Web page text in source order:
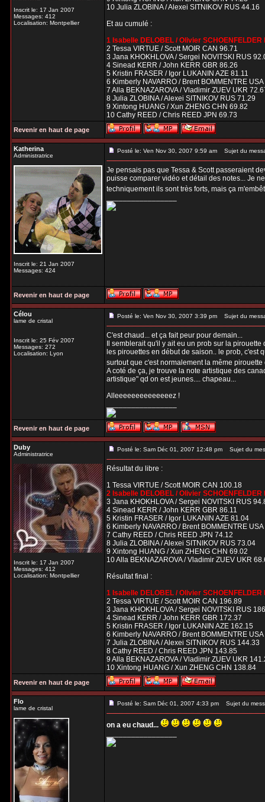
Inscrit le: 17 Jan 2007
Messages: 412
Localisation: Montpellier
10 Julia ZLOBINA / Alexei SITNIKOV RUS 44.16
Et au cumulé :
1 Isabelle DELOBEL / Olivier SCHOENFELDER
2 Tessa VIRTUE / Scott MOIR CAN 96.71
3 Jana KHOKHLOVA / Sergei NOVITSKI RUS
4 Sinead KERR / John KERR GBR 86.26
5 Kristin FRASER / Igor LUKANIN AZE 81.11
6 Kimberly NAVARRO / Brent BOMMENTRE
7 Alla BEKNAZAROVA / Vladimir ZUEV UKR
8 Julia ZLOBINA / Alexei SITNIKOV RUS 71.29
9 Xintong HUANG / Xun ZHENG CHN 69.82
10 Cathy REED / Chris REED JPN 69.73
Revenir en haut de page
Katherina
Administratrice
Inscrit le: 21 Jan 2007
Messages: 424
Posté le: Ven Nov 30, 2007 9:59 am Sujet du
Je pensais pas que Tessa & Scott passeraient
puisse comparer vidéo et détail des notes... Je
techniquement ils sont très forts, mais ça
_________________
Revenir en haut de page
Célou
lame de cristal
Inscrit le: 25 Fév 2007
Messages: 272
Localisation: Lyon
Posté le: Ven Nov 30, 2007 3:39 pm Sujet du
C'est chaud... et ça fait peur pour demain...
Il semblerait qu'il y ait eu un prob sur la pirouette
les pirouettes en début de saison.. le prob, c'est
surtout que c'est normalement la même
A coté de ça, je trouve la note artistique des
artistique" qd on est jeunes.... chapeau...
Alleeeeeeeeeeeeeez !
_________________
Revenir en haut de page
Duby
Administratrice
Inscrit le: 17 Jan 2007
Messages: 412
Localisation: Montpellier
Posté le: Sam Déc 01, 2007 12:48 pm Sujet du
Résultat du libre :
1 Tessa VIRTUE / Scott MOIR CAN 100.18
2 Isabelle DELOBEL / Olivier SCHOENFELDER
3 Jana KHOKHLOVA / Sergei NOVITSKI RUS
4 Sinead KERR / John KERR GBR 86.11
5 Kristin FRASER / Igor LUKANIN AZE 81.04
6 Kimberly NAVARRO / Brent BOMMENTRE
7 Cathy REED / Chris REED JPN 74.12
8 Julia ZLOBINA / Alexei SITNIKOV RUS 73.04
9 Xintong HUANG / Xun ZHENG CHN 69.02
10 Alla BEKNAZAROVA / Vladimir ZUEV UKR
Résultat final :
1 Isabelle DELOBEL / Olivier SCHOENFELDER
2 Tessa VIRTUE / Scott MOIR CAN 196.89
3 Jana KHOKHLOVA / Sergei NOVITSKI RUS
4 Sinead KERR / John KERR GBR 172.37
5 Kristin FRASER / Igor LUKANIN AZE 162.15
6 Kimberly NAVARRO / Brent BOMMENTRE
7 Julia ZLOBINA / Alexei SITNIKOV RUS 144.33
8 Cathy REED / Chris REED JPN 143.85
9 Alla BEKNAZAROVA / Vladimir ZUEV UKR
10 Xintong HUANG / Xun ZHENG CHN 138.84
Revenir en haut de page
Flo
lame de cristal
Posté le: Sam Déc 01, 2007 4:33 pm Sujet du
on a eu chaud...
_________________